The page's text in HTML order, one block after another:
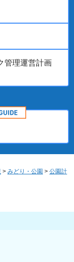
管理運営計画
> みどり・公園 > 公園計